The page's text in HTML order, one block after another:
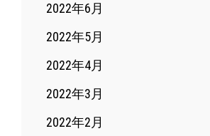
2022年6月
2022年5月
2022年4月
2022年3月
2022年2月